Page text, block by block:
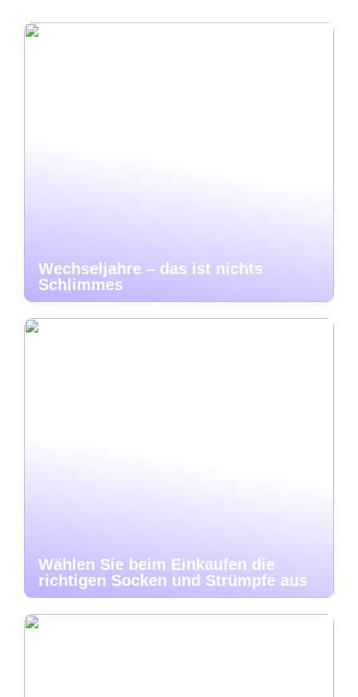
Wechseljahre – das ist nichts
Schlimmes
Wählen Sie beim Einkaufen die
richtigen Socken und Strümpfe aus